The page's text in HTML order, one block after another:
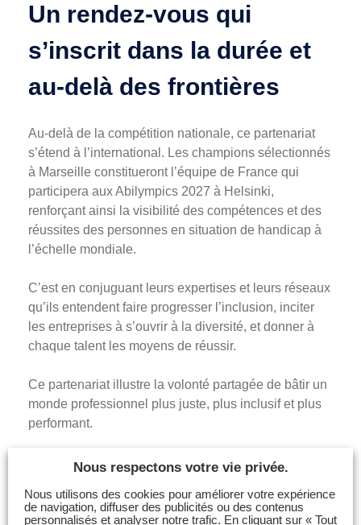
Un rendez-vous qui
s’inscrit dans la durée et
au-delà des frontières
Au-delà de la compétition nationale, ce partenariat
s’étend à l’international. Les champions sélectionnés
à Marseille constitueront l’équipe de France qui
participera aux Abilympics 2027 à Helsinki,
renforçant ainsi la visibilité des compétences et des
réussites des personnes en situation de handicap à
l’échelle mondiale.
C’est en conjuguant leurs expertises et leurs réseaux
qu’ils entendent faire progresser l’inclusion, inciter
les entreprises à s’ouvrir à la diversité, et donner à
chaque talent les moyens de réussir.
Ce partenariat illustre la volonté partagée de bâtir un
monde professionnel plus juste, plus inclusif et plus
performant.
Nous respectons votre vie privée.
Nous utilisons des cookies pour améliorer votre expérience
de navigation, diffuser des publicités ou des contenus
personnalisés et analyser notre trafic. En cliquant sur « Tout